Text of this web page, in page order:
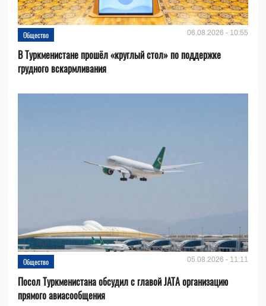
Общество 06.08.2026 - 10:55
В Туркменистане прошёл «круглый стол» по поддержке
грудного вскармливания
Общество 05.08.2026 - 11:11
Посол Туркменистана обсудил с главой JATA организацию
прямого авиасообщения